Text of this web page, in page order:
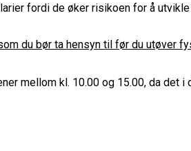
fordi de øker risikoen for å
du bør ta hensyn til før du utøver
mellom kl. 10.00 og 15.00, da det